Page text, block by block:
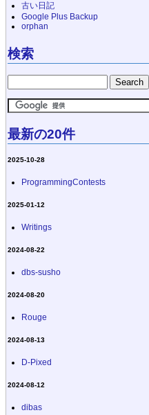
古い日記
Google Plus Backup
orphan
検索
最新の20件
2025-10-28
ProgrammingContests
2025-01-12
Writings
2024-08-22
dbs-susho
2024-08-20
Rouge
2024-08-13
D-Pixed
2024-08-12
dibas